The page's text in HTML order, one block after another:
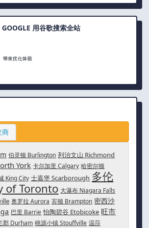
用谷歌搜索全站
商
伯灵顿 Burlington 列治文山 Richmond
York 卡尔加里 Calgary 哈密尔顿
King City 士嘉堡 Scarborough 多伦
of Toronto 大瀑布 Niagara Falls
奥罗拉 Aurora 宾顿 Brampton 密西沙
巴里 Barrie 怡陶碧谷 Etobicoke 旺市
郡 Durham 桃源小镇 Stouffville 温莎